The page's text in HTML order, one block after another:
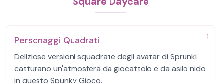
1
Personaggi Quadrati
Deliziose versioni squadrate degli avatar di Sprunki
catturano un'atmosfera da giocattolo e da asilo nido
in questo Spunky Gioco.